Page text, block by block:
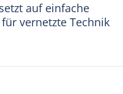
auf einfache
vernetzte Technik